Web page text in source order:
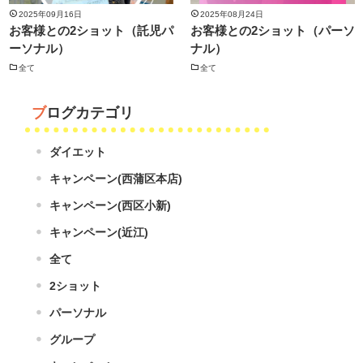
2025年09月16日
お客様との2ショット（託児パ
ーソナル）
全て
2025年08月24日
お客様との2ショット（パーソ
ナル）
全て
ブログカテゴリ
ダイエット
キャンペーン(西蒲区本店)
キャンペーン(西区小新)
キャンペーン(近江)
全て
2ショット
パーソナル
グループ